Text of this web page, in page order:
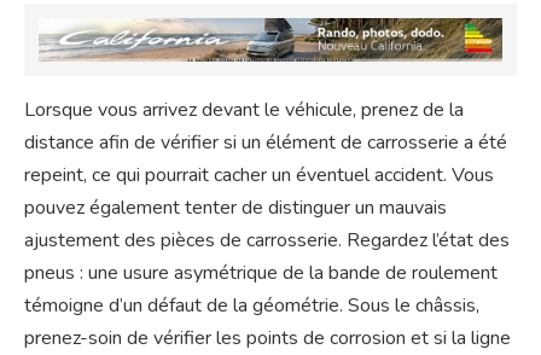
Lorsque vous arrivez devant le véhicule, prenez de la
distance afin de vérifier si un élément de carrosserie a été
repeint, ce qui pourrait cacher un éventuel accident. Vous
pouvez également tenter de distinguer un mauvais
ajustement des pièces de carrosserie. Regardez l’état des
pneus : une usure asymétrique de la bande de roulement
témoigne d’un défaut de la géométrie. Sous le châssis,
prenez-soin de vérifier les points de corrosion et si la ligne